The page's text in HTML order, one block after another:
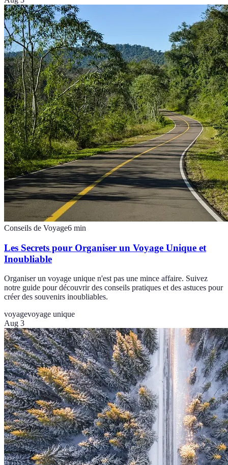
Conseils de Voyage6 min
Les Secrets pour Organiser un Voyage Unique et
Inoubliable
Organiser un voyage unique n'est pas une mince affaire. Suivez
notre guide pour découvrir des conseils pratiques et des astuces pour
créer des souvenirs inoubliables.
voyagevoyage unique
Aug 3